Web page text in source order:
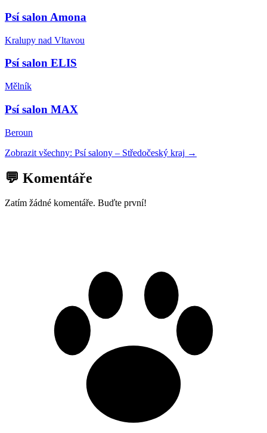
Psí salon Amona
Kralupy nad Vltavou
Psí salon ELIS
Mělník
Psí salon MAX
Beroun
Zobrazit všechny: Psí salony – Středočeský kraj →
💬 Komentáře
Zatím žádné komentáře. Buďte první!